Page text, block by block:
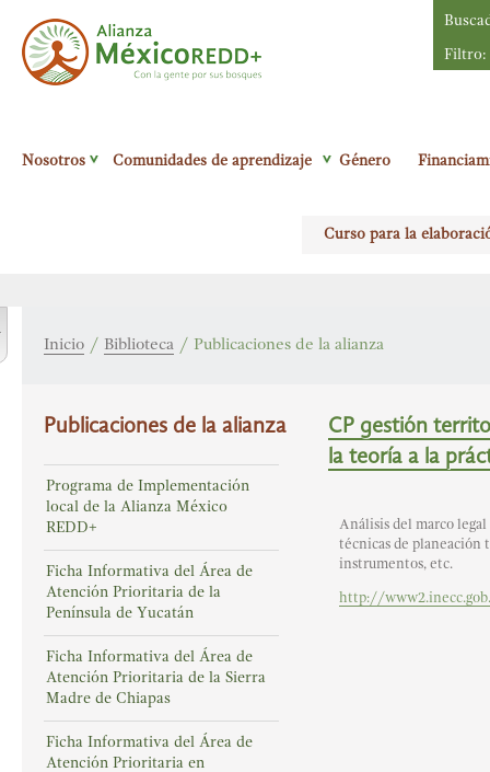
Filtro:
Nosotros Comunidades de aprendizaje Género
Curso para la
Inicio / Biblioteca / Publicaciones de la alianza
Publicaciones de la alianza
Programa de Implementación
local de la Alianza México
REDD+
Ficha Informativa del Área de
Atención Prioritaria de la
Península de Yucatán
Ficha Informativa del Área de
Atención Prioritaria de la Sierra
Madre de Chiapas
Ficha Informativa del Área de
Atención Prioritaria en
CP gestión
la teoría a la
Análisis del marco
técnicas de planeación
instrumentos, etc.
http://